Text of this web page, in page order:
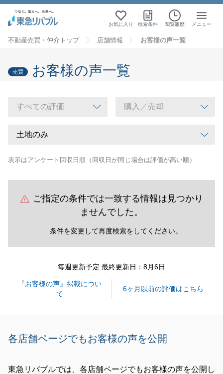
お気に入り 検索条件 閲覧履歴 メニュー
不動産売買・仲介トップ 店舗情報 お客様の声一覧
売買 お客様の声一覧
表示はアンケート回収日順（回収日が同じ場合は評価が高い順）
ご指定の条件では一致する情報は見つかり
ませんでした。
条件を変更して再度検索をしてください。
毎週更新予定 最終更新日：8月6日
『お客様の声』掲載につい
て
6ヶ月以前の評価はこちら
各店舗ページでもお客様の声を公開
東急リバブルでは、各店舗ページでもお客様の声を公開し